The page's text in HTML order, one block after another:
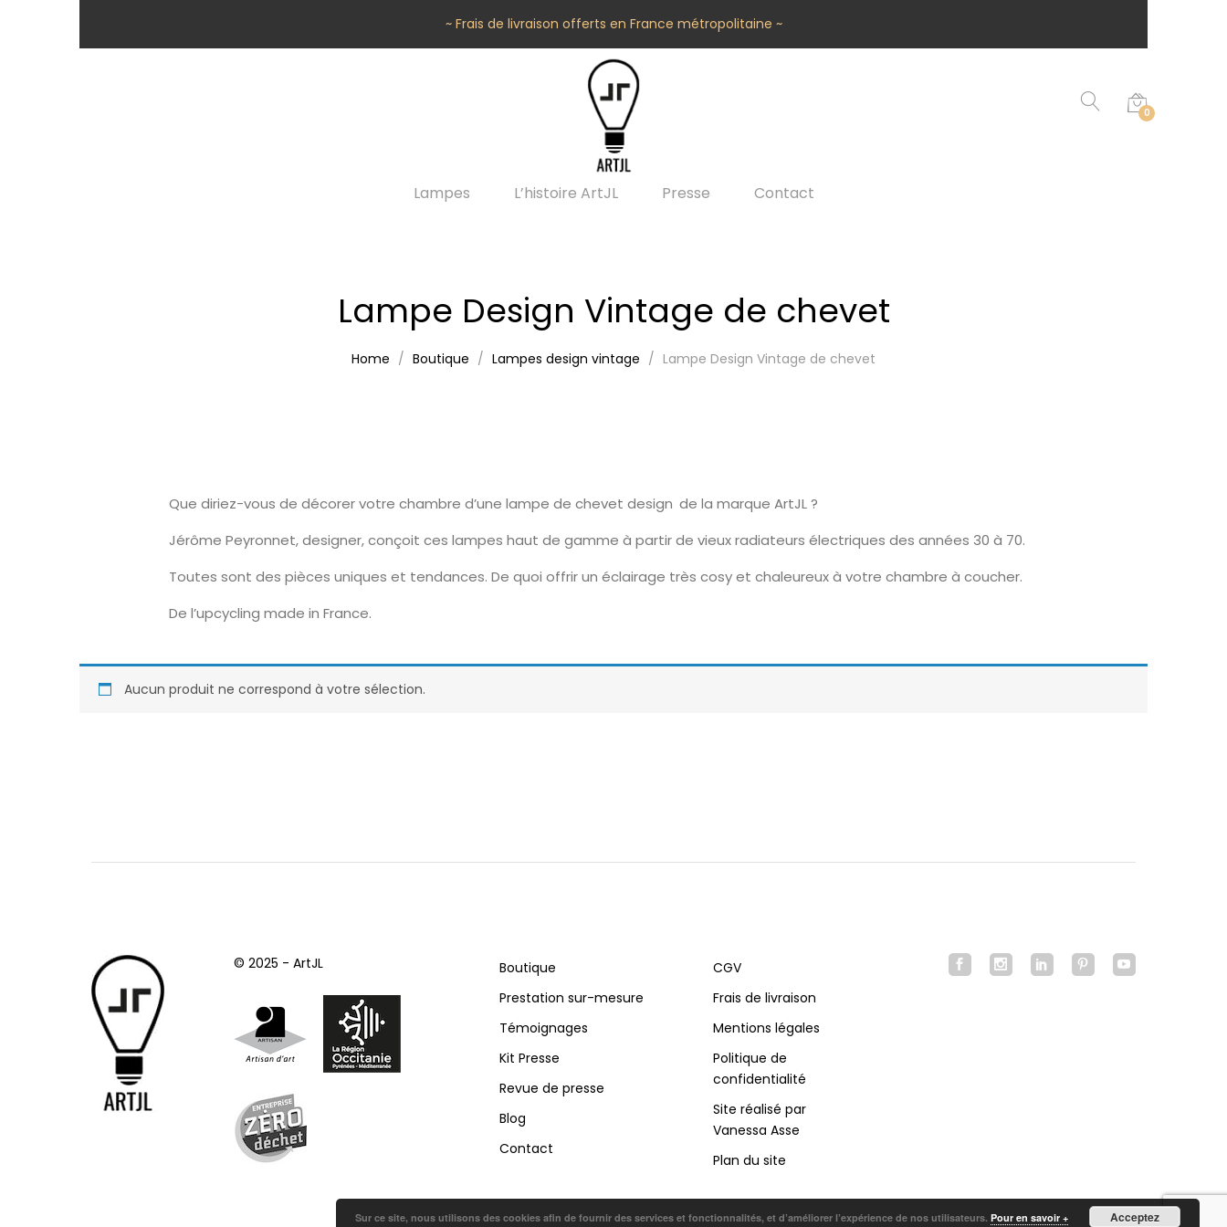
~ Frais de livraison offerts en France métropolitaine ~
0
Lampes L’histoire ArtJL Presse Contact
Lampe Design Vintage de chevet
Home Boutique Lampes design vintage Lampe Design Vintage de chevet
Que diriez-vous de décorer votre chambre d’une lampe de chevet design de la marque ArtJL ?
Jérôme Peyronnet, designer, conçoit ces lampes haut de gamme à partir de vieux radiateurs électriques des années 30 à 70.
Toutes sont des pièces uniques et tendances. De quoi offrir un éclairage très cosy et chaleureux à votre chambre à coucher.
De l’upcycling made in France.
Aucun produit ne correspond à votre sélection.
© 2025 - ArtJL
Boutique
Prestation sur-mesure
Témoignages
Kit Presse
Revue de presse
Blog
Contact
CGV
Frais de livraison
Mentions légales
Politique de
confidentialité
Site réalisé par
Vanessa Asse
Plan du site
Sur ce site, nous utilisons des cookies afin de fournir des services et fonctionnalités, et d’améliorer l’expérience de nos utilisateurs. Pour en savoir + Acceptez